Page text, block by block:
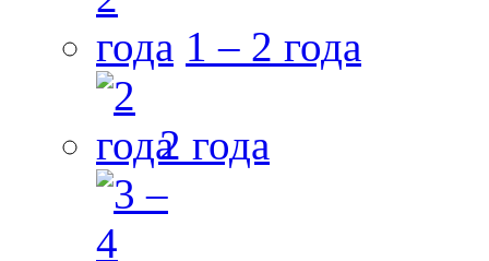
1 – 2 года
2 года